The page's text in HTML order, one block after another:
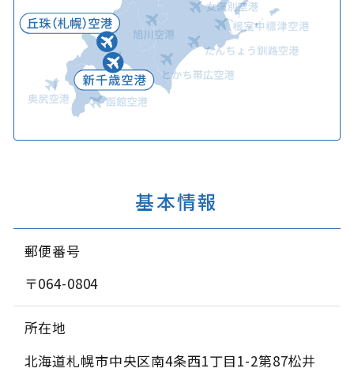
基本情報
郵便番号
〒064-0804
所在地
北海道札幌市中央区南4条西1丁目1-2第87松井